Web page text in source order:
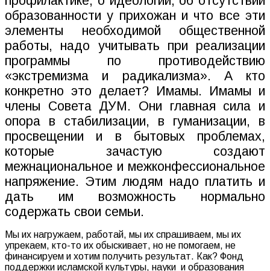
образованности у прихожан и что все эти
элементы необходимой общественной
работы, надо учитывать при реализации
программы по противодействию
«экстремизма и радикализма». А кто
конкретно это делает? Имамы. Имамы и
члены Совета ДУМ. Они главная сила и
опора в стабилизации, в гуманизации, в
просвещении и в бытовых проблемах,
которые зачастую создают
межнациональное и межконфессиональное
напряжение. Этим людям надо платить и
дать им возможность нормально
содержать свои семьи.
Мы их нагружаем, работай, мы их спрашиваем, мы их
упрекаем, кто-то их обыскивает, но не помогаем, не
финансируем и хотим получить результат. Как? Фонд
поддержки исламской культуры, науки и образования